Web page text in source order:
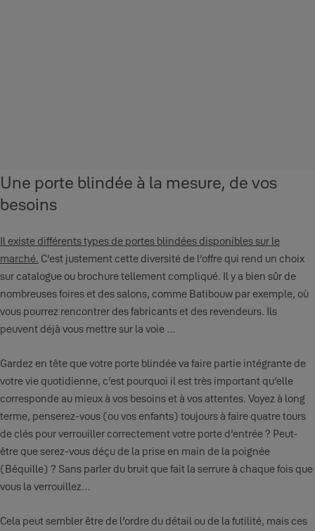
Une porte blindée à la mesure, de vos
besoins
Il existe différents types de portes blindées disponibles sur le
marché. C’est justement cette diversité de l’offre qui rend un choix
sur catalogue ou brochure tellement compliqué. Il y a bien sûr de
nombreuses foires et des salons, comme Batibouw par exemple, où
vous pourrez rencontrer des fabricants et des revendeurs. Ils
peuvent déjà vous mettre sur la voie …
Gardez en tête que votre porte blindée va faire partie intégrante de
votre vie quotidienne, c’est pourquoi il est très important qu’elle
corresponde au mieux à vos besoins et à vos attentes. Voyez à long
terme, penserez-vous (ou vos enfants) toujours à faire quatre tours
de clés pour verrouiller correctement votre porte d’entrée ? Peut-
être que serez-vous déçu de la prise en main de la poignée
(Béquille) ? Sans parler du bruit que fait la serrure à chaque fois que
vous la verrouillez…
Cela peut sembler être de l’ordre du détail ou de la futilité, mais ces